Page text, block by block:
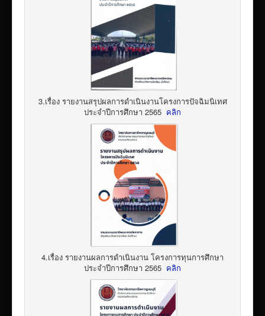
3.เรื่อง รายงานสรุปผลการดำเนินงานโครงการปัจฉิมนิเทศ
ประจำปีการศึกษา 2565 คลิก
4.เรื่อง รายงานผลการดำเนินงาน โครงการทุนการศึกษา
ประจำปีการศึกษา 2565 คลิก